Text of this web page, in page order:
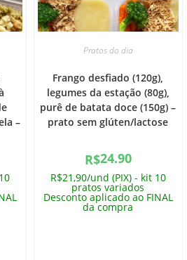
–
Pratos do dia
Frango desfiado (120g),
legumes da estação (80g),
purê de batata doce (150g) –
prato sem glúten/lactose
R$24.90
R$21,90/und (PIX) - kit 10
pratos variados
Desconto aplicado ao FINAL
da compra